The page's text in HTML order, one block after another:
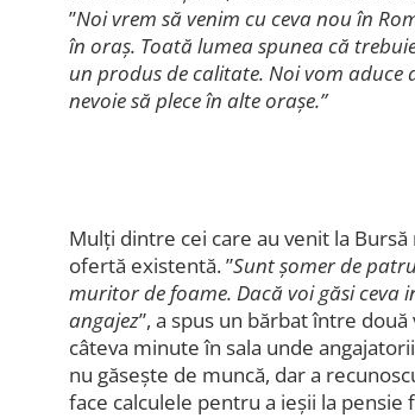
”Noi vrem să venim cu ceva nou în
în oraș. Toată lumea spunea că
un produs de calitate. Noi vom aduce
nevoie să plece în alte orașe.”
Mulți dintre cei care au venit la
ofertă existentă. ”Sunt șomer de
muritor de foame. Dacă voi găsi ceva
angajez”, a spus un bărbat între
câteva minute în sala unde
nu găsește de muncă, dar a
face calculele pentru a ieșii la pensie